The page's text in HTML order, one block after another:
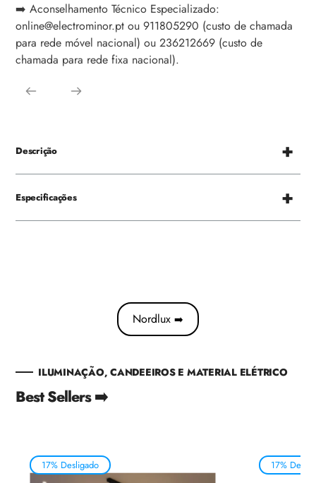
➡️ Aconselhamento Técnico Especializado:
online@electrominor.pt ou 911805290 (custo de chamada
para rede móvel nacional) ou 236212669 (custo de
chamada para rede fixa nacional).
Descrição
Especificações
Nordlux ➡️
ILUMINAÇÃO, CANDEEIROS E MATERIAL ELÉTRICO
Best Sellers ➡️
17% Desligado 17%